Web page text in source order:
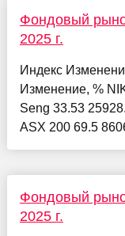
Фондовый
2025 г.
Индекс
Изменение, %
Seng 33.53
ASX 200 69.5
Фондовый
2025 г.